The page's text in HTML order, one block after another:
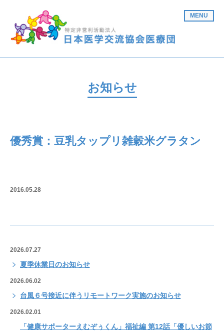
MENU
お知らせ
優秀賞：豆乳タップリ雑穀米グラタン
2016.05.28
2026.07.27
夏季休業日のお知らせ
2026.06.02
台風６号接近に伴うリモートワーク実施のお知らせ
2026.02.01
「健康サポーターえむぞぅくん」福祉編 第12話「優しいお節